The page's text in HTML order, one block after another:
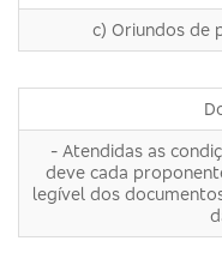
c) Oriundos de
- Atendidas as
deve cada
legível dos